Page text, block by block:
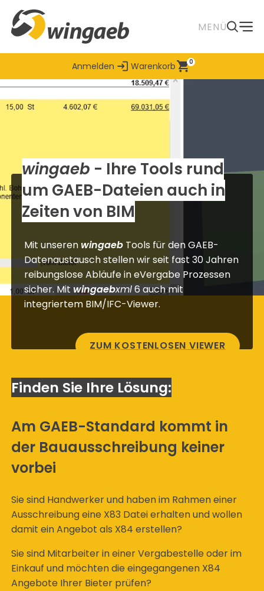
Hauptinhalt
Anmelden 0
Warenkorb
MENÜ
wingaeb - Ihre Tools rund
um GAEB-Dateien auch in
Zeiten von BIM
Mit unseren wingaeb Tools für den GAEB-
Datenaustausch stellen wir seit fast 30 Jahren
reibungslose Abläufe in eVergabe Prozessen
sicher. Mit wingaebxml6 auch mit
integriertem BIM/IFC-Viewer.
ZUM KOSTENLOSEN VIEWER
Finden Sie Ihre Lösung:
Am GAEB-Standard kommt in
der Bauausschreibung keiner
vorbei
Sie sind Handwerker und haben im Rahmen einer
Ausschreibung eine X83 Datei erhalten und wollen
damit ein Angebot als X84 erstellen?
Sie sind Mitarbeiter in einer Vergabestelle oder im
Einkauf und möchten die eingegangenen X84
Angebote Ihrer Bieter prüfen?